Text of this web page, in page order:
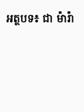
អត្ថបទ៖ ជា ម៉ារ៉ា